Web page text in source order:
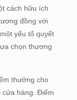
cách hữu ích
đồng với
yếu tố quyết
chọn thương
thưởng cho
cửa hàng. Điểm